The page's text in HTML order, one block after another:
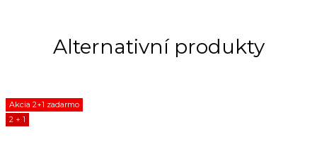
Akcia 2+1 zadarmo
2 + 1